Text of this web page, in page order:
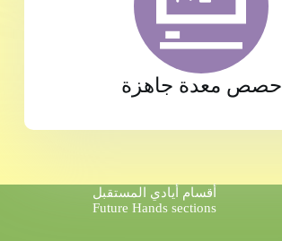
حصص معدة جاهزة
أقسام أيادي المستقبل
Future Hands sections